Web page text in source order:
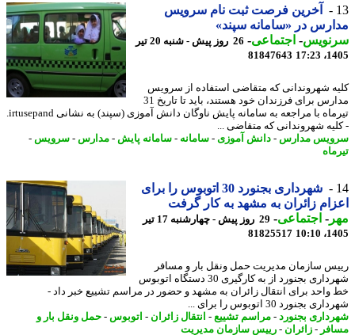
آخرین فرصت ثبت نام سرویس
در «سامانه سپند»
-اجتماعی-
26 روز پیش - شنبه 20 تیر
81847643
شهروندانی که متقاضی استفاده از سرویس
مدارس برای فرزندان خود هستند، باید تا تاریخ 31
تیرماه با مراجعه به سامانه پایش ناوگان دانش آموزی (سپند) به نشانی irtusepand.
شهروندانی که متقاضی ...
مدارس -دانش آموزی- سامانه-سامانه پایش-مدارس -سرویس-
شهرداری بجنورد 30 اتوبوس را برای
زائران به مشهد به کار گرفت
-اجتماعی-
29 روز پیش - چهارشنبه 17 تیر
81825517
سازمان مدیریت حمل ونقل بار و مسافر
شهرداری بجنورد از به کارگیری 30 دستگاه اتوبوس
برای انتقال زائران به مشهد و حضور در مراسم تشییع خبر داد -
بجنورد 30 اتوبوس را برای ...
بجنورد-مراسم تشییع-انتقال زائران- اتوبوس-حمل ونقل بار و
-زائران- رییس سازمان مدیریت